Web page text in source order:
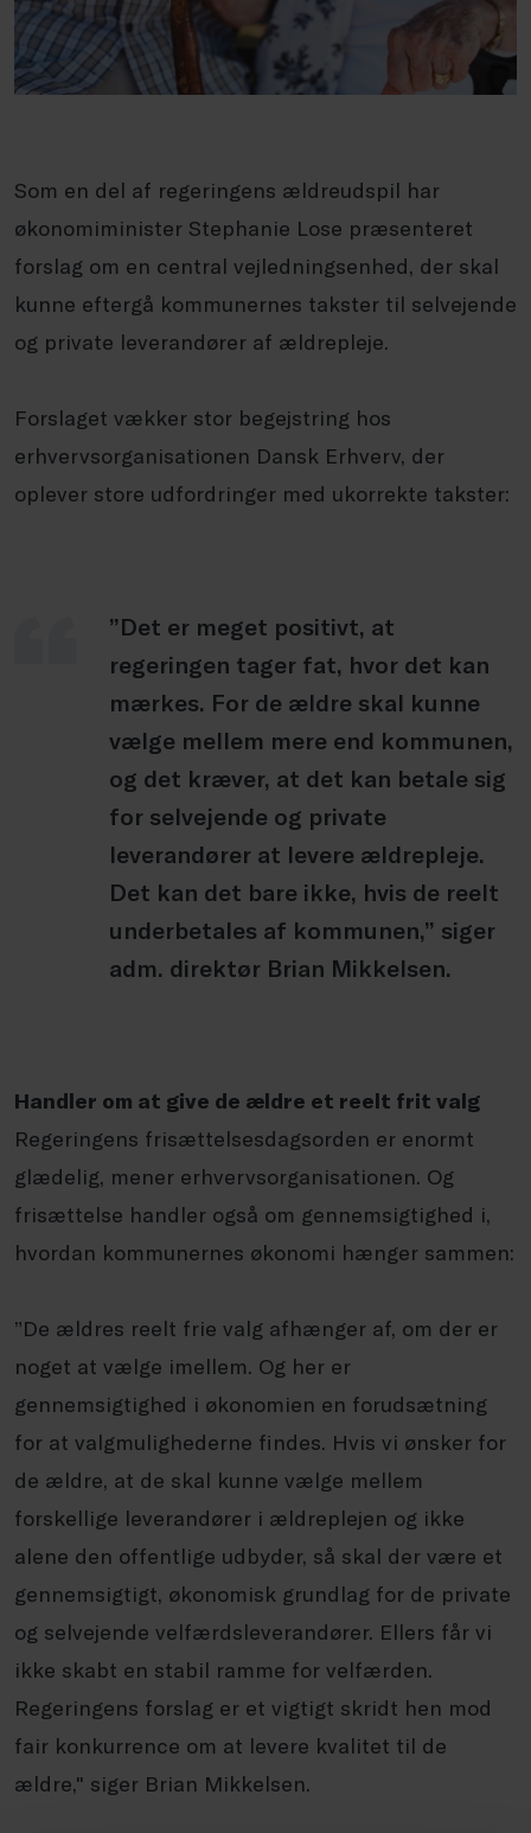
Som en del af regeringens ældreudspil har
økonomiminister Stephanie Lose præsenteret
forslag om en central vejledningsenhed, der skal
kunne eftergå kommunernes takster til selvejende
og private leverandører af ældrepleje.
Forslaget vækker stor begejstring hos
erhvervsorganisationen Dansk Erhverv, der
oplever store udfordringer med ukorrekte takster:
”Det er meget positivt, at
regeringen tager fat, hvor det kan
mærkes. For de ældre skal kunne
vælge mellem mere end kommunen,
og det kræver, at det kan betale sig
for selvejende og private
leverandører at levere ældrepleje.
Det kan det bare ikke, hvis de reelt
underbetales af kommunen,” siger
adm. direktør Brian Mikkelsen.
Handler om at give de ældre et reelt frit valg
Regeringens frisættelsesdagsorden er enormt
glædelig, mener erhvervsorganisationen. Og
frisættelse handler også om gennemsigtighed i,
hvordan kommunernes økonomi hænger sammen:
”De ældres reelt frie valg afhænger af, om der er
noget at vælge imellem. Og her er
gennemsigtighed i økonomien en forudsætning
for at valgmulighederne findes. Hvis vi ønsker for
de ældre, at de skal kunne vælge mellem
forskellige leverandører i ældreplejen og ikke
alene den offentlige udbyder, så skal der være et
gennemsigtigt, økonomisk grundlag for de private
og selvejende velfærdsleverandører. Ellers får vi
ikke skabt en stabil ramme for velfærden.
Regeringens forslag er et vigtigt skridt hen mod
fair konkurrence om at levere kvalitet til de
ældre," siger Brian Mikkelsen.